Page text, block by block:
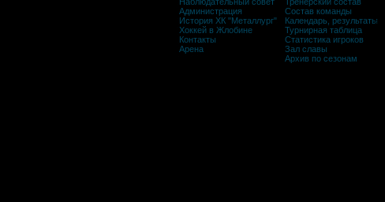
Администрация
История ХК "Металлург"
Хоккей в Жлобине
Контакты
Арена
Состав команды
Календарь, результаты
Турнирная таблица
Статистика игроков
Зал славы
Архив по сезонам